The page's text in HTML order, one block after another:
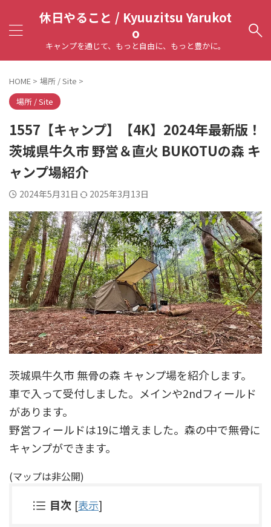
休日やること / Kyuuzitsu Yarukot
o
キャンプを通じて、もっと自由に、もっと豊かに。
HOME > 場所 / Site >
場所 / Site
1557【キャンプ】【4K】2024年最新版！
茨城県牛久市 野営＆直火 BUKOTUの森 キ
ャンプ場紹介
2024年5月31日 2025年3月13日
茨城県牛久市 無骨の森 キャンプ場を紹介します。
車で入って受付しました。メインや2ndフィールド
があります。
野営フィールドは19に増えました。森の中で無骨に
キャンプができます。
(マップは非公開)
目次 [表示]